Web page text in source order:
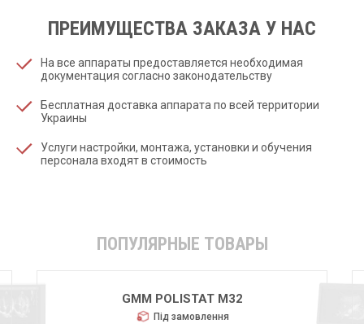
ПРЕИМУЩЕСТВА ЗАКАЗА У НАС
На все аппараты предоставляется необходимая
документация согласно законодательству
Бесплатная доставка аппарата по всей территории
Украины
Услуги настройки, монтажа, установки и обучения
персонала входят в стоимость
ПОПУЛЯРНЫЕ ТОВАРЫ
GMM POLISTAT M32
Під замовлення